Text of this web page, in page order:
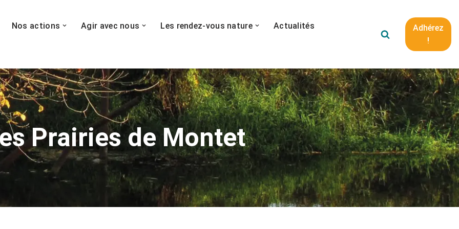
Nos actions Agir avec nous Les rendez-vous nature
Actualités
Adhérez
!
Prairies de Montet